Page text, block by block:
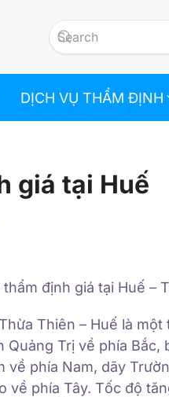
DỊCH VỤ THẨM ĐỊNH
giá tại Huế
thẩm định giá tại Huế –
Thiên – Huế là
Quảng Trị về phía
về phía Nam, dãy
về phía Tây. Tốc độ